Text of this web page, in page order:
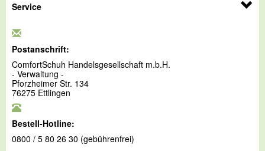
Service
Postanschrift:
ComfortSchuh Handelsgesellschaft m.b.H.
- Verwaltung -
Pforzheimer Str. 134
76275 Ettlingen
Bestell-Hotline:
0800 / 5 80 26 30 (gebührenfrei)